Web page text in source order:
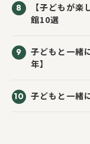
【子どもが
館10選
子どもと一緒
年】
子どもと一緒